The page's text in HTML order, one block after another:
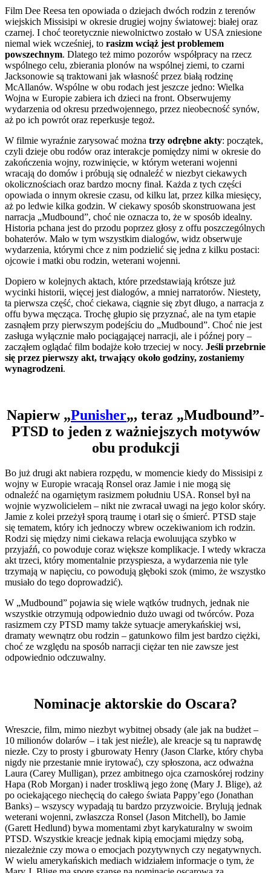
Film Dee Reesa ten opowiada o dziejach dwóch rodzin z terenów
wiejskich Missisipi w okresie drugiej wojny światowej: białej oraz
czarnej. I choć teoretycznie niewolnictwo zostało w USA zniesione
niemal wiek wcześniej, to rasizm wciąż jest problemem
powszechnym. Dlatego też mimo pozorów współpracy na rzecz
wspólnego celu, zbierania plonów na wspólnej ziemi, to czarni
Jacksonowie są traktowani jak własność przez białą rodzinę
McAllanów. Wspólne w obu rodach jest jeszcze jedno: Wielka
Wojna w Europie zabiera ich dzieci na front. Obserwujemy
wydarzenia od okresu przedwojennego, przez nieobecność synów,
aż po ich powrót oraz reperkusje tegoż.
W filmie wyraźnie zarysować można trzy odrębne akty: początek,
czyli dzieje obu rodów oraz interakcje pomiędzy nimi w okresie do
zakończenia wojny, rozwinięcie, w którym weterani wojenni
wracają do domów i próbują się odnaleźć w niezbyt ciekawych
okolicznościach oraz bardzo mocny finał. Każda z tych części
opowiada o innym okresie czasu, od kilku lat, przez kilka miesięcy,
aż po ledwie kilka godzin. W ciekawy sposób skonstruowana jest
narracja „Mudbound”, choć nie oznacza to, że w sposób idealny.
Historia pchana jest do przodu poprzez głosy z offu poszczególnych
bohaterów. Mało w tym wszystkim dialogów, widz obserwuje
wydarzenia, którymi chce z nim podzielić się jedna z kilku postaci:
ojcowie i matki obu rodzin, weterani wojenni.
Dopiero w kolejnych aktach, które przedstawiają krótsze już
wycinki historii, więcej jest dialogów, a mniej narratorów. Niestety,
ta pierwsza część, choć ciekawa, ciągnie się zbyt długo, a narracja z
offu bywa męcząca. Trochę głupio się przyznać, ale na tym etapie
zasnąłem przy pierwszym podejściu do „Mudbound”. Choć nie jest
zasługa wyłącznie mało pociągającej narracji, ale i późnej pory –
zacząłem oglądać film bodajże koło trzeciej w nocy. Jeśli przebrnie
się przez pierwszy akt, trwający około godziny, zostaniemy
wynagrodzeni.
Napierw „Punisher„, teraz „Mudbound”-
PTSD to jeden z ważniejszych motywów
obu produkcji
Bo już drugi akt nabiera rozpędu, w momencie kiedy do Missisipi z
wojny w Europie wracają Ronsel oraz Jamie i nie mogą się
odnaleźć na ogarniętym rasizmem południu USA. Ronsel był na
wojnie wyzwolicielem – nikt nie zwracał uwagi na jego kolor skóry.
Jamie z kolei przeżył sporą traumę i otarł się o śmierć. PTSD staje
się tematem, który ich jednoczy wbrew oczekiwaniom ich rodzin.
Rodzi się między nimi ciekawa relacja ewoluująca szybko w
przyjaźń, co powoduje coraz większe komplikacje. I wtedy wkracza
akt trzeci, który momentalnie przyspiesza, a wydarzenia nie tyle
trzymają w napięciu, co powodują głęboki szok (mimo, że wszystko
musiało do tego doprowadzić).
W „Mudbound” pojawia się wiele wątków trudnych, jednak nie
wszystkie otrzymują odpowiednio dużo uwagi od twórców. Poza
rasizmem czy PTSD mamy także sytuacje amerykańskiej wsi,
dramaty wewnątrz obu rodzin – gatunkowo film jest bardzo ciężki,
choć ze względu na sposób narracji ciężar ten nie zawsze jest
odpowiednio odczuwalny.
Nominacje aktorskie do Oscara?
Wreszcie, film, mimo niezbyt wybitnej obsady (ale jak na budżet –
10 milionów dolarów – i tak jest nieźle), ale kreacje są tu naprawdę
niezłe. Czy to prosty i gburowaty Henry (Jason Clarke, który chyba
nigdy nie przestanie mnie irytować), czy spłoszona, acz odważna
Laura (Carey Mulligan), przez ambitnego ojca czarnoskórej rodziny
Hapa (Rob Morgan) i nader troskliwą jego żonę (Mary J. Blige), aż
po ociekającego niechęcią do całego świata Pappy’ego (Jonathan
Banks) – wszyscy wypadają tu bardzo przyzwoicie. Brylują jednak
weterani wojenni, zwłaszcza Ronsel (Jason Mitchell), bo Jamie
(Garett Hedlund) bywa momentami zbyt karykaturalny w swoim
PTSD. Wszystkie kreacje jednak kipią emocjami między sobą,
niezależnie czy mowa o emocjach pozytywnych czy negatywnych.
W wielu amerykańskich mediach widziałem informacje o tym, że